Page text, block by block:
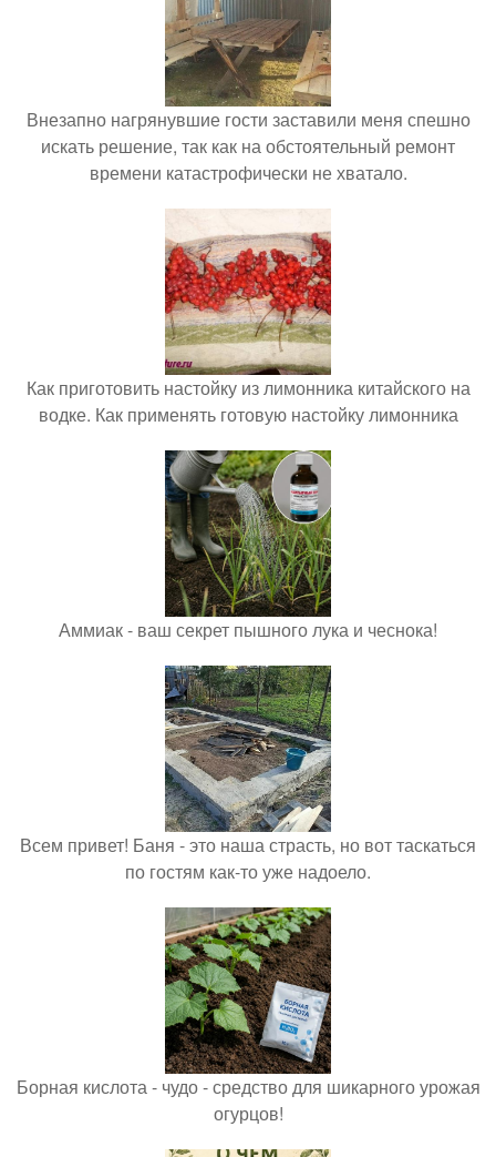
Внезапно нагрянувшие гости заставили меня спешно
искать решение, так как на обстоятельный ремонт
времени катастрофически не хватало.
Как приготовить настойку из лимонника китайского на
водке. Как применять готовую настойку лимонника
Аммиак - ваш секрет пышного лука и чеснока!
Всем привет! Баня - это наша страсть, но вот таскаться
по гостям как-то уже надоело.
Борная кислота - чудо - средство для шикарного урожая
огурцов!